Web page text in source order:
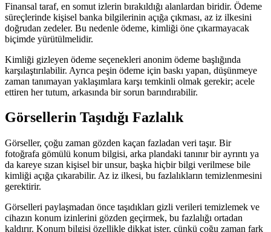
Finansal taraf, en somut izlerin bırakıldığı alanlardan biridir. Ödeme
süreçlerinde kişisel banka bilgilerinin açığa çıkması, az iz ilkesini
doğrudan zedeler. Bu nedenle ödeme, kimliği öne çıkarmayacak
biçimde yürütülmelidir.
Kimliği gizleyen ödeme seçenekleri anonim ödeme başlığında
karşılaştırılabilir. Ayrıca peşin ödeme için baskı yapan, düşünmeye
zaman tanımayan yaklaşımlara karşı temkinli olmak gerekir; acele
ettiren her tutum, arkasında bir sorun barındırabilir.
Görsellerin Taşıdığı Fazlalık
Görseller, çoğu zaman gözden kaçan fazladan veri taşır. Bir
fotoğrafa gömülü konum bilgisi, arka plandaki tanınır bir ayrıntı ya
da kareye sızan kişisel bir unsur, başka hiçbir bilgi verilmese bile
kimliği açığa çıkarabilir. Az iz ilkesi, bu fazlalıkların temizlenmesini
gerektirir.
Görselleri paylaşmadan önce taşıdıkları gizli verileri temizlemek ve
cihazın konum izinlerini gözden geçirmek, bu fazlalığı ortadan
kaldırır. Konum bilgisi özellikle dikkat ister, çünkü çoğu zaman fark